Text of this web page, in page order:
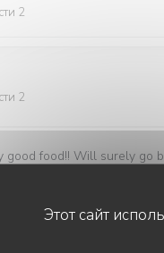
Этот сайт
2
2
good food!! Will surely go
2